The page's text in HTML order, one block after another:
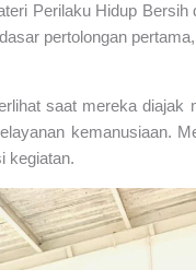
Perilaku Hidup
pertolongan
saat mereka diajak
kemanusiaan.
kegiatan.